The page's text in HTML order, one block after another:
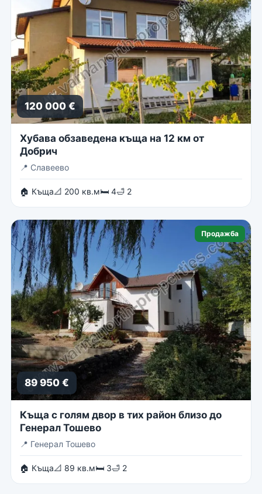
120 000 €
Хубава обзаведена къща на 12 км от
Добрич
📍 Славеево
🏠 Къща📐 200 кв.м🛏 4🛁 2
Продажба
89 950 €
Къща с голям двор в тих район близо до
Генерал Тошево
📍 Генерал Тошево
🏠 Къща📐 89 кв.м🛏 3🛁 2